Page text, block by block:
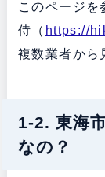
このページを
侍（ https://
複数業者から
1-2. 東海
なの？